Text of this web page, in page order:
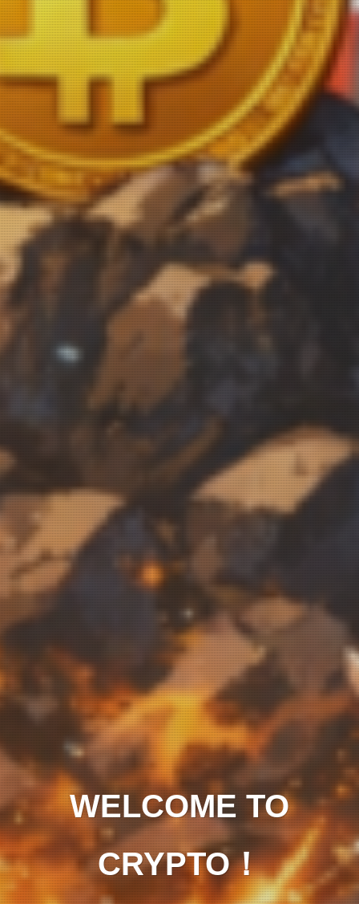
WELCOME TO
CRYPTO！